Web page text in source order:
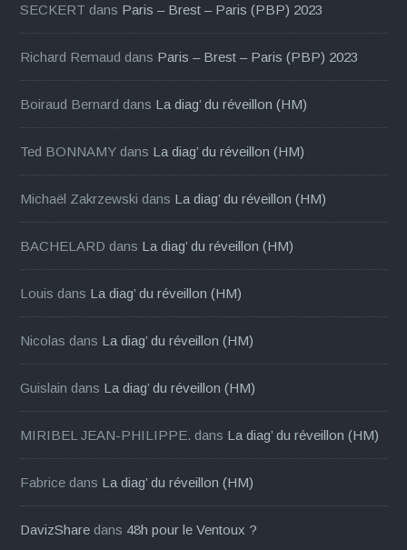
SECKERT dans Paris – Brest – Paris (PBP) 2023
Richard Remaud dans Paris – Brest – Paris (PBP) 2023
Boiraud Bernard dans La diag’ du réveillon (HM)
Ted BONNAMY dans La diag’ du réveillon (HM)
Michaël Zakrzewski dans La diag’ du réveillon (HM)
BACHELARD dans La diag’ du réveillon (HM)
Louis dans La diag’ du réveillon (HM)
Nicolas dans La diag’ du réveillon (HM)
Guislain dans La diag’ du réveillon (HM)
MIRIBEL JEAN-PHILIPPE. dans La diag’ du réveillon (HM)
Fabrice dans La diag’ du réveillon (HM)
DavizShare dans 48h pour le Ventoux ?